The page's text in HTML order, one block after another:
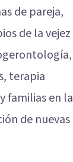
de pareja,
de la vejez
terapia
familias en la
de nuevas